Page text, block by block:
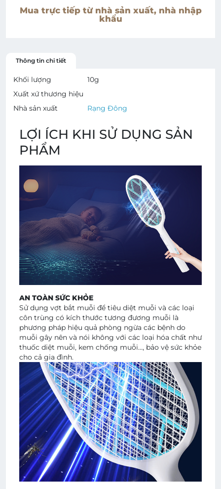
Mua trực tiếp từ nhà sản xuất, nhà nhập
khẩu
Thông tin chi tiết
Khối lượng 10g
Xuất xứ thương hiệu
Nhà sản xuất
Rạng Đông
LỢI ÍCH KHI SỬ DỤNG SẢN
PHẨM
AN TOÀN SỨC KHỎE
Sử dụng vợt bắt muỗi để tiêu diệt muỗi và các loại
côn trùng có kích thước tương đương muỗi là
phương pháp hiệu quả phòng ngừa các bệnh do
muỗi gây nên và nói không với các loại hóa chất như
thuốc diệt muỗi, kem chống muỗi…, bảo vệ sức khỏe
cho cả gia đình.